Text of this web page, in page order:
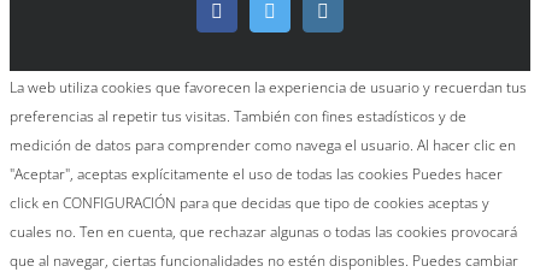
FacebookTwitter
La web utiliza cookies que favorecen la experiencia de usuario y recuerdan tus
preferencias al repetir tus visitas. También con fines estadísticos y de
medición de datos para comprender como navega el usuario. Al hacer clic en
"Aceptar", aceptas explícitamente el uso de todas las cookies Puedes hacer
click en CONFIGURACIÓN para que decidas que tipo de cookies aceptas y
cuales no. Ten en cuenta, que rechazar algunas o todas las cookies provocará
que al navegar, ciertas funcionalidades no estén disponibles. Puedes cambiar